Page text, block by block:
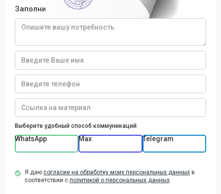
Заполните форму и получите расчет
Выберите удобный способ коммуникаций
WhatsApp Max Telegram
Я даю согласие на обработку моих персональных данных в
соответствии с политикой о персональных данных